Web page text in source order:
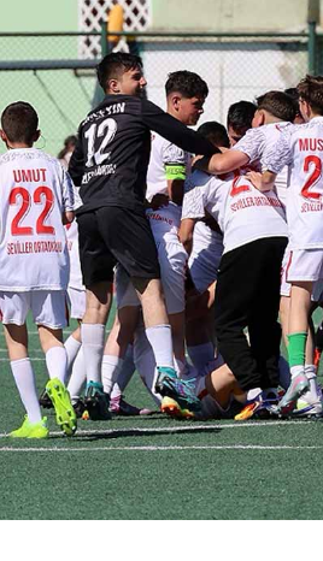
Resmi İlanlar
TAŞINMAZ SATIŞ
İHALESİ (GEREDE
BELEDİYESİ)